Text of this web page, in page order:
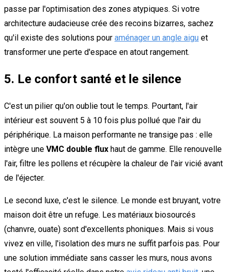
passe par l'optimisation des zones atypiques. Si votre
architecture audacieuse crée des recoins bizarres, sachez
qu'il existe des solutions pour aménager un angle aigu et
transformer une perte d'espace en atout rangement.
5. Le confort santé et le silence
C'est un pilier qu'on oublie tout le temps. Pourtant, l'air
intérieur est souvent 5 à 10 fois plus pollué que l'air du
périphérique. La maison performante ne transige pas : elle
intègre une VMC double flux haut de gamme. Elle renouvelle
l'air, filtre les pollens et récupère la chaleur de l'air vicié avant
de l'éjecter.
Le second luxe, c'est le silence. Le monde est bruyant, votre
maison doit être un refuge. Les matériaux biosourcés
(chanvre, ouate) sont d'excellents phoniques. Mais si vous
vivez en ville, l'isolation des murs ne suffit parfois pas. Pour
une solution immédiate sans casser les murs, nous avons